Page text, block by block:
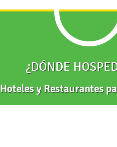
¿DÓNDE
Hoteles y Restaurantes